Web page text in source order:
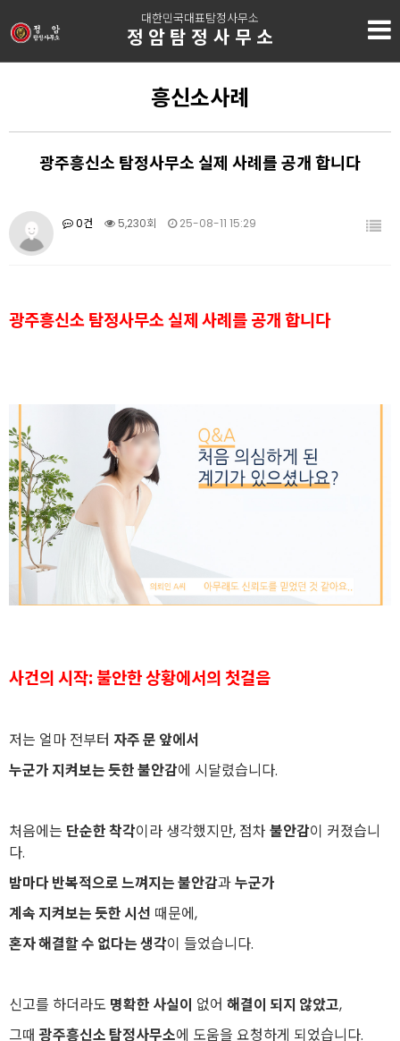
대한민국대표탐정사무소
정암탐정사무소
흥신소사례
광주흥신소 탐정사무소 실제 사례를 공개 합니다
0건 5,230회 25-08-11 15:29
광주흥신소 탐정사무소 실제 사례를 공개 합니다
사건의 시작: 불안한 상황에서의 첫걸음
저는 얼마 전부터 자주 문 앞에서
누군가 지켜보는 듯한 불안감에 시달렸습니다.
처음에는 단순한 착각이라 생각했지만, 점차 불안감이 커졌습니
다.
밤마다 반복적으로 느껴지는 불안감과누군가
계속 지켜보는 듯한 시선 때문에,
혼자 해결할 수 없다는 생각이 들었습니다.
신고를 하더라도 명확한 사실이 없어 해결이 되지 않았고,
그때광주흥신소 탐정사무소에 도움을 요청하게 되었습니다.